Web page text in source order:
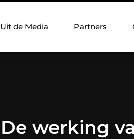
Uit de Media Partners
De werking